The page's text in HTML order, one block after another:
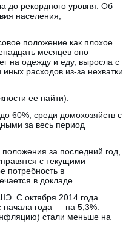
до рекордного уровня. Об
населения,
положение как плохое
месяцев оно
на одежду и еду, выросла с
расходов из-за нехватки
ее найти).
60%; среди домохозяйств с
за весь период
за последний год,
с текущими
потребность в
в докладе.
С октября 2014 года
года — на 5,3%.
стали меньше на